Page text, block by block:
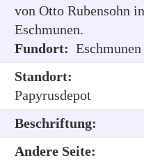
von Otto Rubensohn in
Eschmunen.
Fundort: Eschmunen
Standort:
Papyrusdepot
Beschriftung:
Andere Seite: